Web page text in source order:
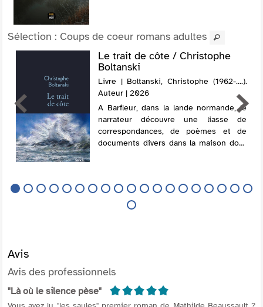
Sélection : Coups de coeur romans adultes
Le trait de côte / Christophe
Boltanski
Livre | Boltanski, Christophe (1962-....).
Auteur | 2026
A Barfleur, dans la lande normande, le
narrateur découvre une liasse de
correspondances, de poèmes et de
documents divers dans la maison dont
Avis
Avis des professionnels
"Là où le silence pèse" 5/5